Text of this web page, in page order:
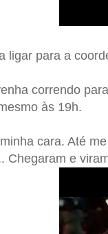
ligar para a
correndo
às 19h.
cara. Até
Chegaram e